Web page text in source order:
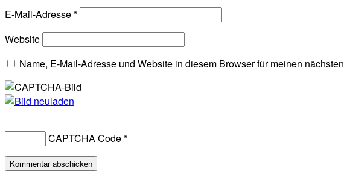
E-Mail-Adresse*
Website
Name, E-Mail-Adresse und Website in diesem Browser für meinen
CAPTCHA Code*